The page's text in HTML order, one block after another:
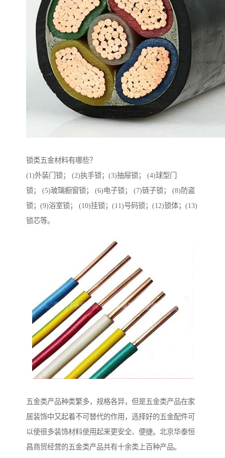
锁类五金材料有哪些？
(1)外装门锁； (2)执手锁；(3)抽屉锁； (4)球型门
锁； (5)玻璃橱窗锁； (6)电子锁； (7)链子锁； (8)防盗
锁；(9)浴室锁； (10)挂锁；(11)号码锁；(12)锁体；(13)
锁芯等。
五金类产品种类繁多，规格各异，但是五金类产品在家
居装饰中又起着不可替代的作用，选择好的五金配件可
以使很多装饰材料使用起来更安全、便捷。北京华泰恒
昌商贸经营的五金类产品共有十余类上百种产品。